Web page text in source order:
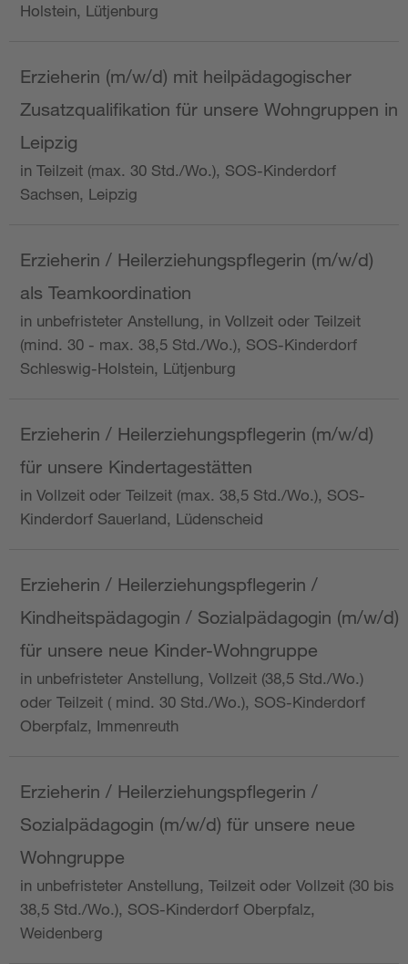
Holstein, Lütjenburg
Erzieherin (m/w/d) mit heilpädagogischer
Zusatzqualifikation für unsere Wohngruppen in
Leipzig
in Teilzeit (max. 30 Std./Wo.), SOS-Kinderdorf
Sachsen, Leipzig
Erzieherin / Heilerziehungspflegerin (m/w/d)
als Teamkoordination
in unbefristeter Anstellung, in Vollzeit oder Teilzeit
(mind. 30 - max. 38,5 Std./Wo.), SOS-Kinderdorf
Schleswig-Holstein, Lütjenburg
Erzieherin / Heilerziehungspflegerin (m/w/d)
für unsere Kindertagestätten
in Vollzeit oder Teilzeit (max. 38,5 Std./Wo.), SOS-
Kinderdorf Sauerland, Lüdenscheid
Erzieherin / Heilerziehungspflegerin /
Kindheitspädagogin / Sozialpädagogin (m/w/d)
für unsere neue Kinder-Wohngruppe
in unbefristeter Anstellung, Vollzeit (38,5 Std./Wo.)
oder Teilzeit ( mind. 30 Std./Wo.), SOS-Kinderdorf
Oberpfalz, Immenreuth
Erzieherin / Heilerziehungspflegerin /
Sozialpädagogin (m/w/d) für unsere neue
Wohngruppe
in unbefristeter Anstellung, Teilzeit oder Vollzeit (30 bis
38,5 Std./Wo.), SOS-Kinderdorf Oberpfalz,
Weidenberg